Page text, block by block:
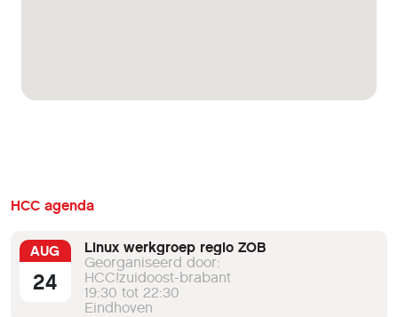
HCC agenda
AUG
24
Linux werkgroep regio ZOB
Georganiseerd door:
HCC!zuidoost-brabant
19:30 tot 22:30
Eindhoven